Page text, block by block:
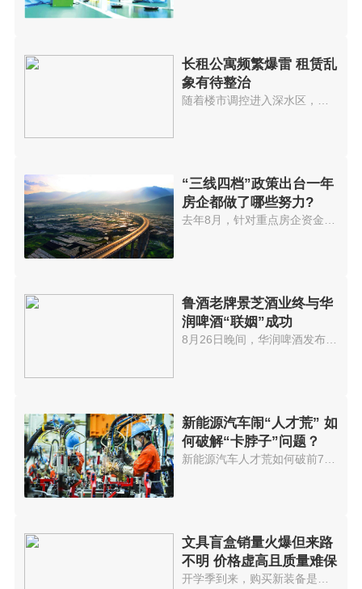
长租公寓频繁爆雷 租赁乱
象有待整治
“三线四档”政策出台一年
房企都做了哪些努力?
鲁酒老牌景芝酒业终与华
润啤酒“联姻”成功
8月26日晚间，华润啤酒发布公告...
新能源汽车闹“人才荒” 如
何破解“卡脖子”问题？
文具盲盒销量火爆但来路
不明 价格虚高且质量难保